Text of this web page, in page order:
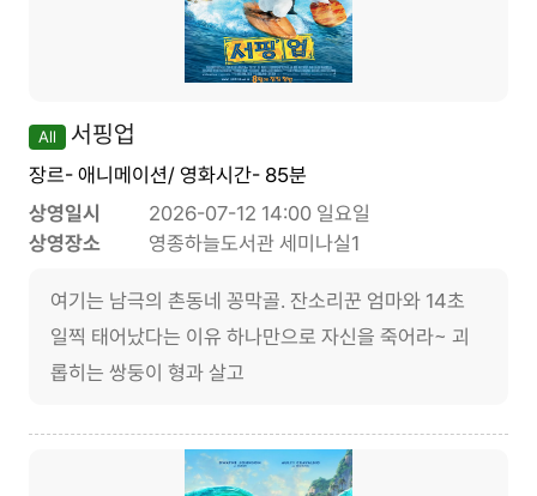
All 서핑업
장르- 애니메이션/ 영화시간- 85분
상영일시
2026-07-12 14:00 일요일
상영장소
영종하늘도서관 세미나실1
여기는 남극의 촌동네 꽁막골. 잔소리꾼 엄마와 14초
일찍 태어났다는 이유 하나만으로 자신을 죽어라~ 괴
롭히는 쌍둥이 형과 살고